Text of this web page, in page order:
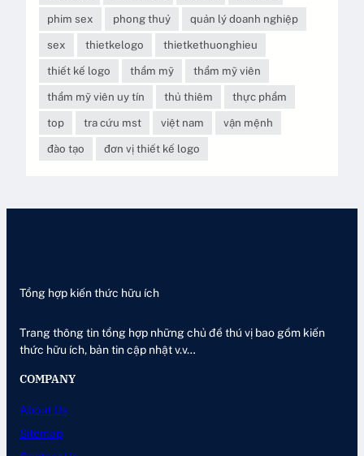
phim sex
phong thuỷ
quản lý doanh nghiệp
sex
thietkelogo
thietkethuonghieu
thiết kế logo
thẩm mỹ
thẩm mỹ viên
thẩm mỹ viên uy tín
thủ thiêm
thực phẩm
top
tra cứu mst việt nam
vận mệnh
đào tạo
đơn vị thiết kế logo
Tổng hợp kiến thức hữu ích
Trang thông tin tổng hợp những chủ đề thú vị bao gồm kiến
thức hữu ích, bản tin cập nhật v.v…
COMPANY
About Us
Sitemap